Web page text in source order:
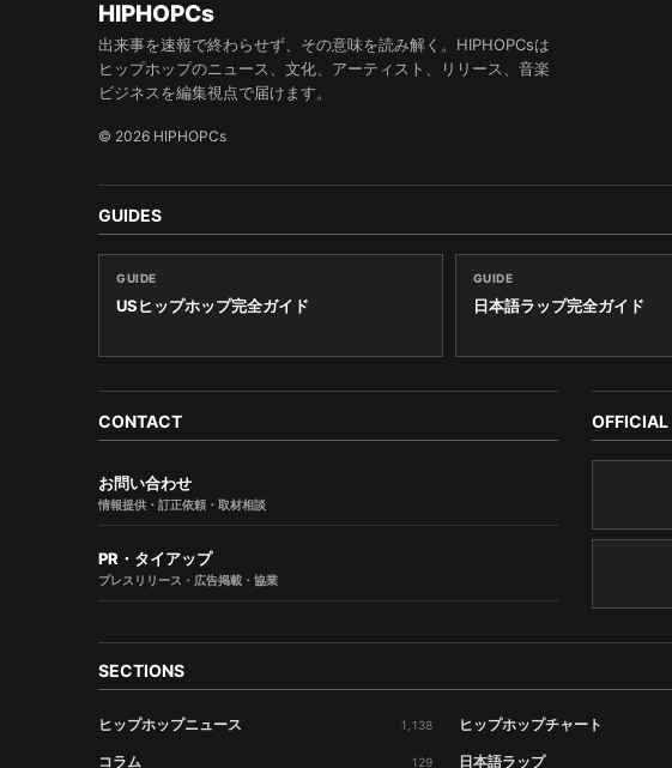
HIPHOPCs
出来事を速報で終わらせず、その意味を読み解く。HIPHOPCsは
ヒップホップのニュース、文化、アーティスト、リリース、音楽
ビジネスを編集視点で届けます。
© 2026 HIPHOPCs
GUIDES
GUIDE
USヒップホップ完全ガイド
GUIDE
日本語ラップ完全ガイド
CONTACT
お問い合わせ
情報提供・訂正依頼・取材相談
PR・タイアップ
プレスリリース・広告掲載・協業
OFFICIAL
SECTIONS
ヒップホップニュース 1,138 ヒップホップチャート
コラム 129 日本語ラップ